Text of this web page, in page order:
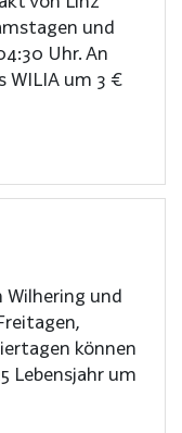
und
Uhr. An
WILIA um 3 €
und
können
Lebensjahr um